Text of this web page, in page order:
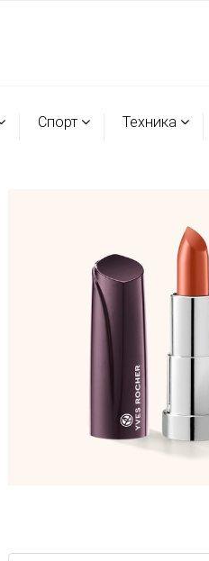
Спорт Техника